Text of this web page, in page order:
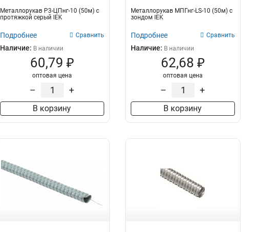
Металлорукав Р3-ЦПнг-10 (50м) с
протяжкой серый IEK
Подробнее Сравнить
Наличие: В наличии
60,79 ₽
оптовая цена
– +
В корзину
Металлорукав МПГнг-LS-10 (50м) с
зондом IEK
Подробнее Сравнить
Наличие: В наличии
62,68 ₽
оптовая цена
– +
В корзину